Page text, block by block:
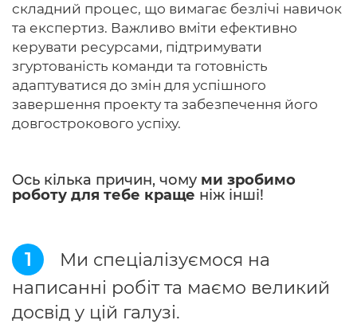
складний процес, що вимагає безлічі навичок
та експертиз. Важливо вміти ефективно
керувати ресурсами, підтримувати
згуртованість команди та готовність
адаптуватися до змін для успішного
завершення проекту та забезпечення його
довгострокового успіху.
Ось кілька причин, чому ми зробимо
роботу для тебе краще ніж інші!
1
Ми спеціалізуємося на
написанні робіт та маємо великий
досвід у цій галузі.